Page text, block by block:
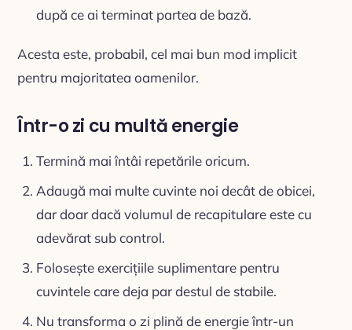
după ce ai terminat partea de bază.
Acesta este, probabil, cel mai bun mod implicit
pentru majoritatea oamenilor.
Într-o zi cu multă energie
Termină mai întâi repetările oricum.
Adaugă mai multe cuvinte noi decât de obicei,
dar doar dacă volumul de recapitulare este cu
adevărat sub control.
Folosește exercițiile suplimentare pentru
cuvintele care deja par destul de stabile.
Nu transforma o zi plină de energie într-un